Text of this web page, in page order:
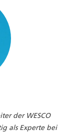
der WESCO
als Experte bei